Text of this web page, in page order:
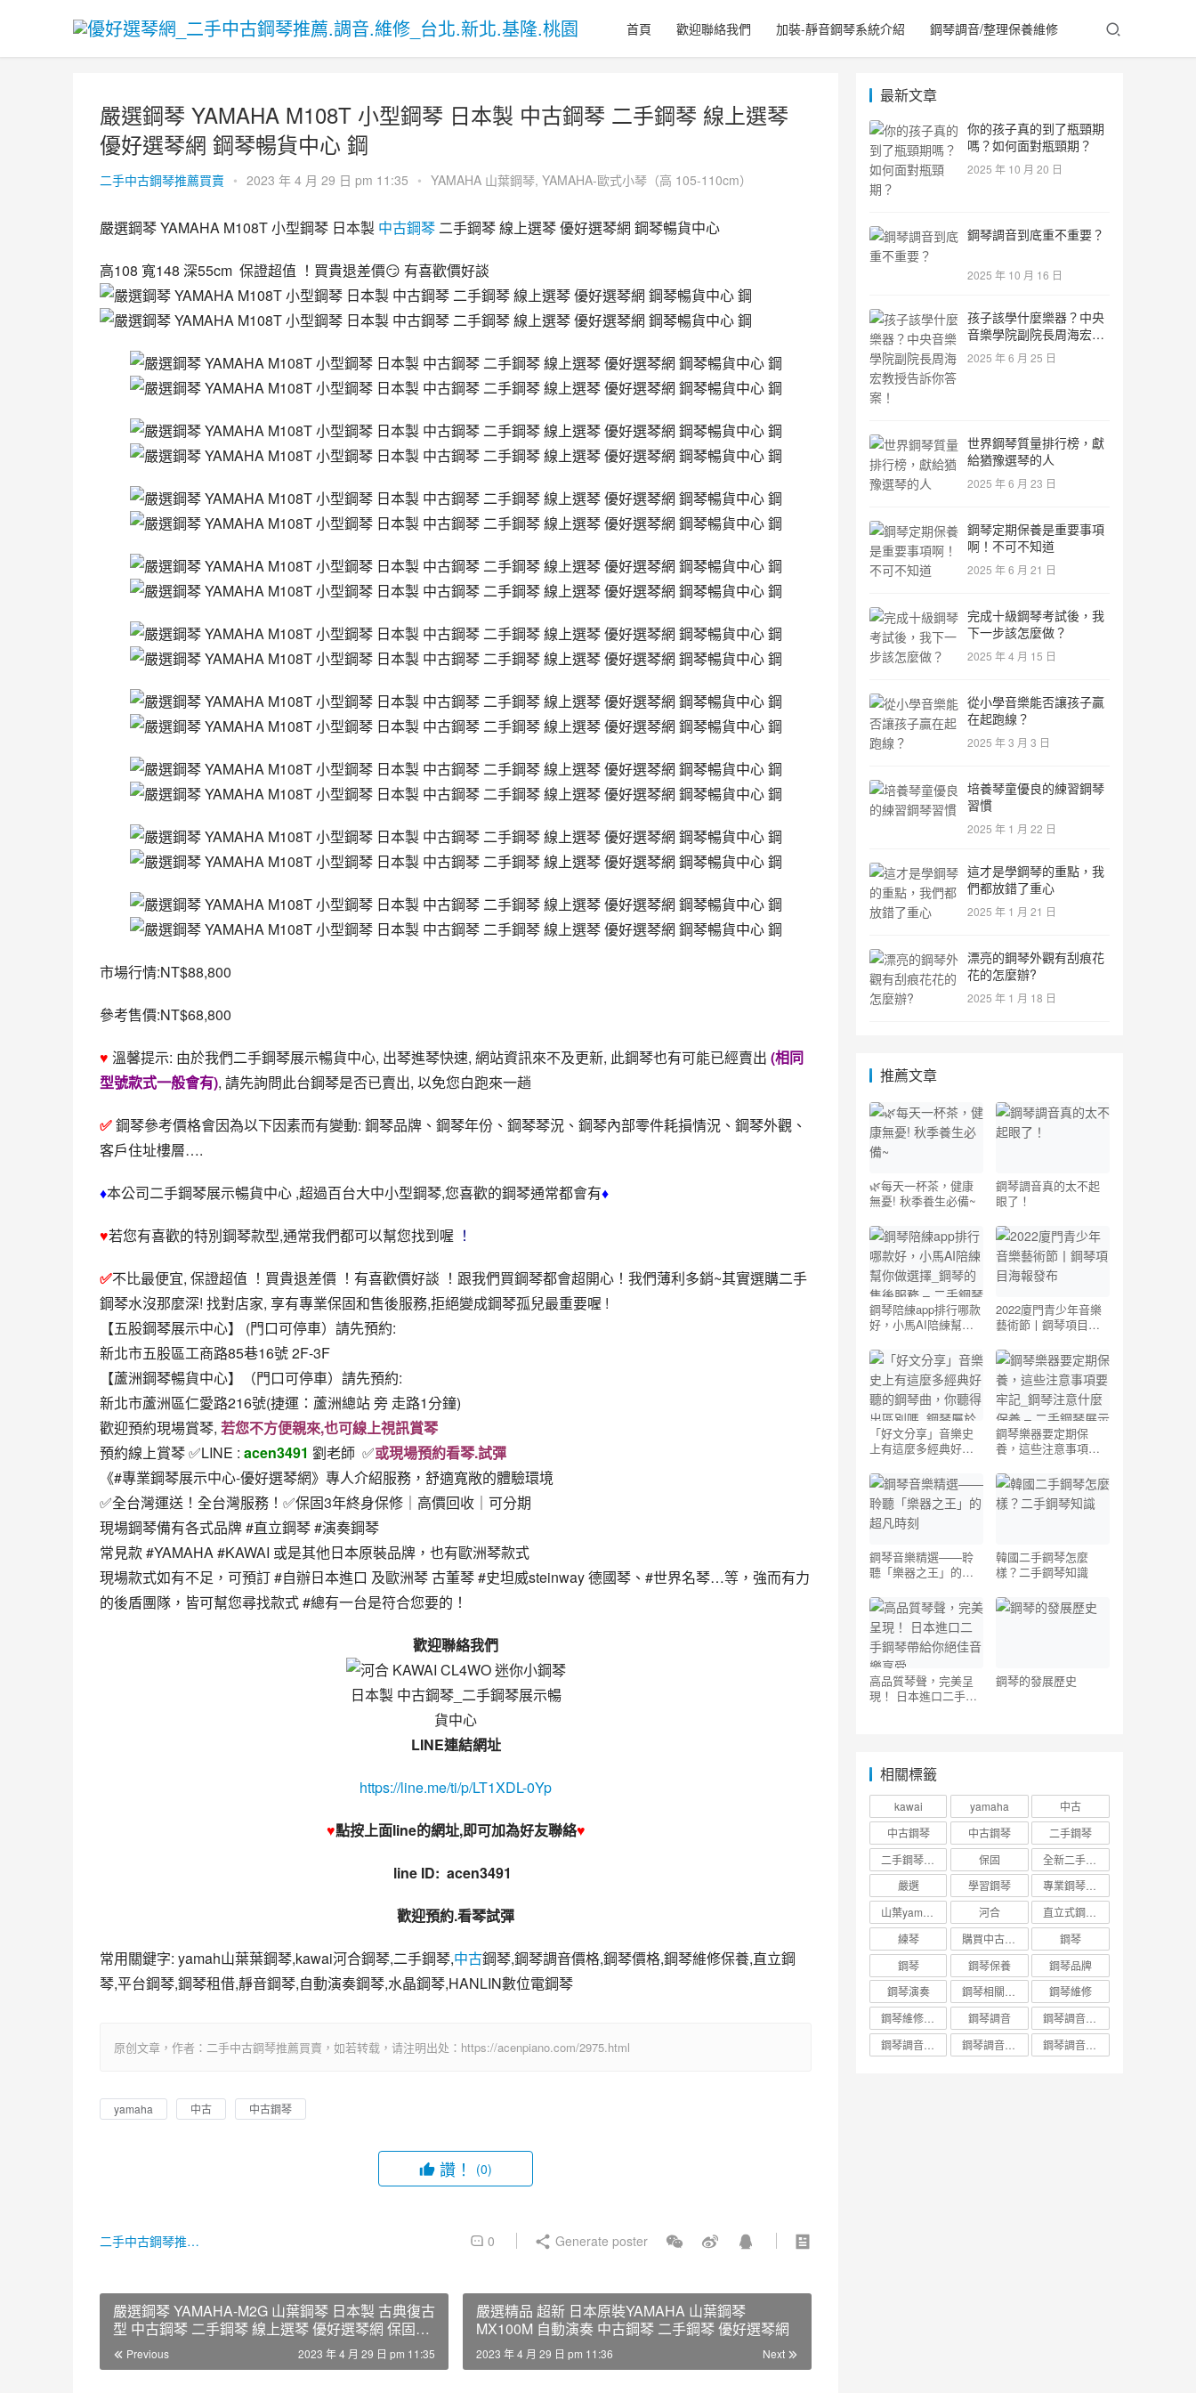
首頁 歡迎聯絡我們 加裝-靜音鋼琴系統介紹 鋼琴調音/整理保養維修
嚴選鋼琴 YAMAHA M108T 小型鋼琴 日本製 中古鋼琴 二手鋼琴 線上選琴
優好選琴網 鋼琴暢貨中心 鋼
二手中古鋼琴推薦買賣 • 2023 年 4 月 29 日 pm 11:35 • YAMAHA 山葉鋼琴, YAMAHA-歐式小琴（高 105-110cm）
嚴選鋼琴 YAMAHA M108T 小型鋼琴 日本製 中古鋼琴 二手鋼琴 線上選琴 優好選琴網 鋼琴暢貨中心
高108 寬148 深55cm  保證超值 ！買貴退差價😏 有喜歡價好談
市場行情:NT$88,800
參考售價:NT$68,800
♥ 溫馨提示: 由於我們二手鋼琴展示暢貨中心, 出琴進琴快速, 網站資訊來不及更新, 此鋼琴也有可能已經賣出 (相同
型號款式一般會有), 請先詢問此台鋼琴是否已賣出, 以免您白跑來一趟
✅ 鋼琴參考價格會因為以下因素而有變動: 鋼琴品牌、鋼琴年份、鋼琴琴況、鋼琴內部零件耗損情況、鋼琴外觀、
客戶住址樓層….
♦本公司二手鋼琴展示暢貨中心 ,超過百台大中小型鋼琴,您喜歡的鋼琴通常都會有♦
♥若您有喜歡的特別鋼琴款型,通常我們都可以幫您找到喔 ！
✅不比最便宜, 保證超值 ！買貴退差價 ！有喜歡價好談 ！跟我們買鋼琴都會超開心！我們薄利多銷~其實選購二手
鋼琴水沒那麼深! 找對店家, 享有專業保固和售後服務,拒絕變成鋼琴孤兒最重要喔 !
【五股鋼琴展示中心】 (門口可停車）請先預約:
新北市五股區工商路85巷16號 2F-3F
【蘆洲鋼琴暢貨中心】（門口可停車）請先預約:
新北市蘆洲區仁愛路216號(捷運：蘆洲總站 旁 走路1分鐘)
歡迎預約現場賞琴, 若您不方便親來,也可線上視訊賞琴
預約線上賞琴 ✅LINE : acen3491 劉老師  ✅或現場預約看琴.試彈
《#專業鋼琴展示中心-優好選琴網》專人介紹服務，舒適寬敞的體驗環境
✅全台灣運送！全台灣服務！✅保固3年終身保修｜高價回收｜可分期
現場鋼琴備有各式品牌 #直立鋼琴 #演奏鋼琴
常見款 #YAMAHA #KAWAI 或是其他日本原裝品牌，也有歐洲琴款式
現場款式如有不足，可預訂 #自辦日本進口 及歐洲琴 古董琴 #史坦威steinway 德國琴、#世界名琴…等，強而有力
的後盾團隊，皆可幫您尋找款式 #總有一台是符合您要的！
歡迎聯絡我們
LINE連結網址
https://line.me/ti/p/LT1XDL-0Yp
♥點按上面line的網址,即可加為好友聯絡♥
line ID:  acen3491
歡迎預約.看琴試彈
常用關鍵字: yamah山葉葉鋼琴,kawai河合鋼琴,二手鋼琴,中古鋼琴,鋼琴調音價格,鋼琴價格,鋼琴維修保養,直立鋼
琴,平台鋼琴,鋼琴租借,靜音鋼琴,自動演奏鋼琴,水晶鋼琴,HANLIN數位電鋼琴
原创文章，作者：二手中古鋼琴推薦買賣，如若转载，请注明出处：https://acenpiano.com/2975.html
yamaha 中古 中古鋼琴
讚！ (0)
二手中古鋼琴推薦買賣 0 Generate poster
嚴選鋼琴 YAMAHA-M2G 山葉鋼琴 日本製 古典復古
型 中古鋼琴 二手鋼琴 線上選琴 優好選琴網 保固3
年 Previous 2023 年 4 月 29 日 pm 11:35
嚴選精品 超新 日本原裝YAMAHA 山葉鋼琴
MX100M 自動演奏 中古鋼琴 二手鋼琴 優好選琴網
Next
2023 年 4 月 29 日 pm 11:36
最新文章
你的孩子真的到了瓶頸期
嗎？如何面對瓶頸期？
2025 年 10 月 20 日
鋼琴調音到底重不重要？
2025 年 10 月 16 日
孩子該學什麼樂器？中央
音樂學院副院長周海宏教
授告訴你答案！
2025 年 6 月 25 日
世界鋼琴質量排行榜，獻
給猶豫選琴的人
2025 年 6 月 23 日
鋼琴定期保養是重要事項
啊！不可不知道
2025 年 6 月 21 日
完成十級鋼琴考試後，我
下一步該怎麼做？
2025 年 4 月 15 日
從小學音樂能否讓孩子贏
在起跑線？
2025 年 3 月 3 日
培養琴童優良的練習鋼琴
習慣
2025 年 1 月 22 日
這才是學鋼琴的重點，我
們都放錯了重心
2025 年 1 月 21 日
漂亮的鋼琴外觀有刮痕花
花的怎麼辦?
2025 年 1 月 18 日
推薦文章
🌿每天一杯茶，健康
無憂! 秋季養生必備~
鋼琴調音真的太不起
眼了！
鋼琴陪練app排行哪款
好，小馬AI陪練幫你
務 – 二手鋼琴展示中
心
2022廈門青少年音樂
藝術節丨鋼琴項目海
「好文分享」音樂史
上有這麼多經典好聽
區別嗎_鋼琴屬於古典
還是現代音樂
鋼琴樂器要定期保
養，這些注意事項要
養 – 二手鋼琴展示中
心
鋼琴音樂精選——聆
聽「樂器之王」的超
韓國二手鋼琴怎麼
樣？二手鋼琴知識
高品質琴聲，完美呈
現！ 日本進口二手鋼
鋼琴的發展歷史
相關標籤
kawai yamaha
中古
中古鋼琴
中古鋼琴
二手鋼琴
保固
嚴選
學習鋼琴
河合
練琴
鋼琴
鋼琴
鋼琴保養
鋼琴品牌
鋼琴演奏
鋼琴維修
鋼琴調音